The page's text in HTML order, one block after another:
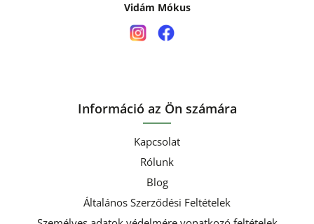
Vidám Mókus
Információ az Ön számára
Kapcsolat
Rólunk
Blog
Általános Szerződési Feltételek